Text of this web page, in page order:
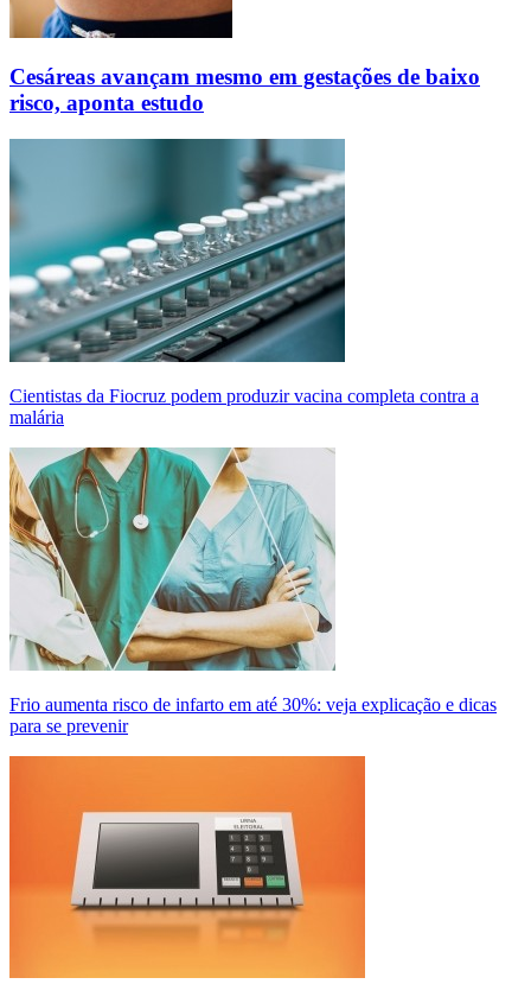
Cesáreas avançam mesmo em gestações de baixo
risco, aponta estudo
Cientistas da Fiocruz podem produzir vacina completa contra a
malária
Frio aumenta risco de infarto em até 30%: veja explicação e dicas
para se prevenir